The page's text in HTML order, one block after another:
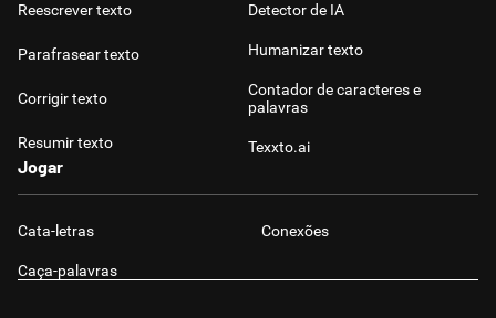
Reescrever texto
Parafrasear texto
Corrigir texto
Resumir texto
Detector de IA
Humanizar texto
Contador de caracteres e
palavras
Texxto.ai
Jogar
Cata-letras Conexões
Caça-palavras